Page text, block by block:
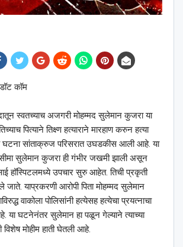
कॉम
स्वतच्याच अजगरी मोहम्मद सुलेमान कुजरा या
पित्याने तिक्ष्ण हत्याराने मारहाण करुन हत्या
घटना सांताक्रुज परिसरात उघडकीस आली आहे. या
सुलेमान कुजरा ही गंभीर जखमी झाली असून
हॉस्पिटलमध्ये उपचार सुरु आहेत. तिची प्रकृती
याप्रकरणी आरोपी पिता मोहम्मद सुलेमान
वाकोला पोलिसांनी हत्येसह हत्येचा प्रयत्नाचा
या घटनेनंतर सुलेमान हा पळून गेल्याने त्याच्या
मोहीम हाती घेतली आहे.